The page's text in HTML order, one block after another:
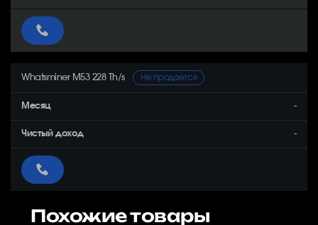
Whatsminer M53 228 Th/s Не продается
-
-
Похожие товары